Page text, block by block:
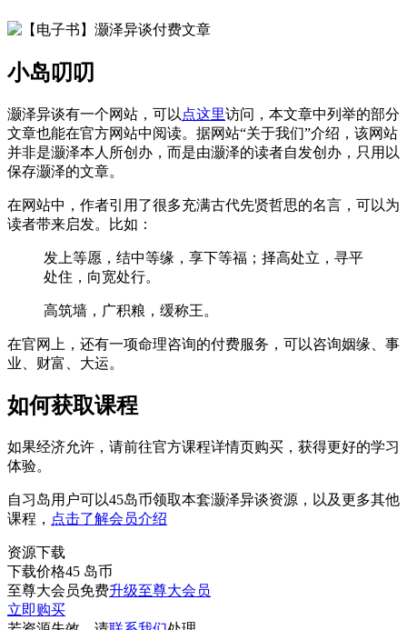
小岛叨叨
灏泽异谈有一个网站，可以 点这里访问，本文章中列举的部分
文章也能在官方网站中阅读。据网站“关于我们”介绍，该网站
并非是灏泽本人所创办，而是由灏泽的读者自发创办，只用以
保存灏泽的文章。
在网站中，作者引用了很多充满古代先贤哲思的名言，可以为
读者带来启发。比如：
发上等愿，结中等缘，享下等福；择高处立，寻平
处住，向宽处行。
高筑墙，广积粮，缓称王。
在官网上，还有一项命理咨询的付费服务，可以咨询姻缘、事
业、财富、大运。
如何获取课程
如果经济允许，请前往官方课程详情页购买，获得更好的学习
体验。
自习岛用户可以45岛币领取本套灏泽异谈资源，以及更多其他
课程， 点击了解会员介绍
资源下载
下载价格45 岛币
至尊大会员免费升级至尊大会员
立即购买